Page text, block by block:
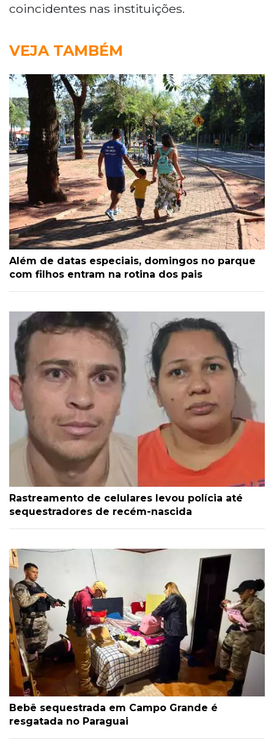
coincidentes nas instituições.
VEJA TAMBÉM
Além de datas especiais, domingos no parque
com filhos entram na rotina dos pais
Rastreamento de celulares levou polícia até
sequestradores de recém-nascida
Bebê sequestrada em Campo Grande é
resgatada no Paraguai